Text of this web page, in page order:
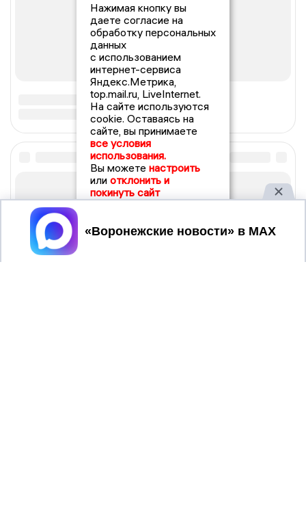
Нажимая кнопку вы
даете согласие на
обработку персональных
данных
с использованием
интернет-сервиса
Яндекс.Метрика,
top.mail.ru, LiveInternet.
На сайте используются
cookie. Оставаясь на
сайте, вы принимаете
все условия
использования.
Вы можете настроить
или отклонить и
покинуть сайт
Принять